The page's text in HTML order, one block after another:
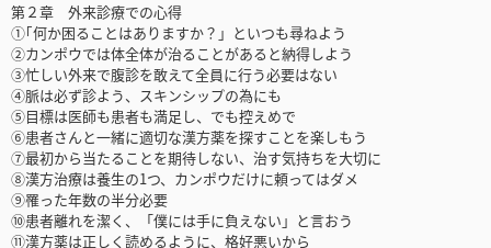
第２章 外来診療での心得
①｢何か困ることはありますか？」といつも尋ねよう
②カンポウでは体全体が治ることがあると納得しよう
③忙しい外来で腹診を敢えて全員に行う必要はない
④脈は必ず診よう、スキンシップの為にも
⑤目標は医師も患者も満足し、でも控えめで
⑥患者さんと一緒に適切な漢方薬を探すことを楽しもう
⑦最初から当たることを期待しない、治す気持ちを大切に
⑧漢方治療は養生の1つ、カンポウだけに頼ってはダメ
⑨罹った年数の半分必要
⑩患者離れを潔く、「僕には手に負えない」と言おう
⑪漢方薬は正しく読めるように、格好悪いから